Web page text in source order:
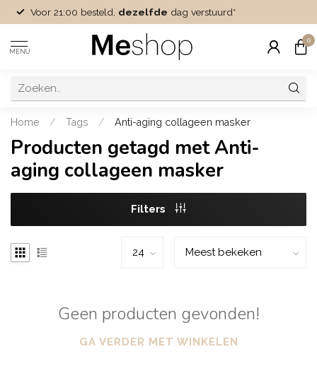
Voor 21:00 besteld, dezelfde dag verstuurd*
MENU
0
Home / Tags / Anti-aging collageen masker
Producten getagd met Anti-
aging collageen masker
Filters
Geen producten gevonden!
GA VERDER MET WINKELEN